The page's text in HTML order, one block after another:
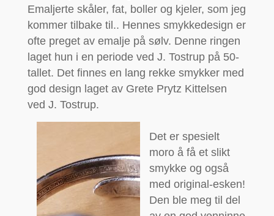
Emaljerte skåler, fat, boller og kjeler, som jeg
kommer tilbake til.. Hennes smykkedesign er
ofte preget av emalje på sølv. Denne ringen
laget hun i en periode ved J. Tostrup på 50-
tallet. Det finnes en lang rekke smykker med
god design laget av Grete Prytz Kittelsen
ved J. Tostrup.
Det er spesielt
moro å få et slikt
smykke og også
med original-esken!
Den ble meg til del